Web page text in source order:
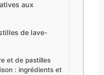
aux
de lave-
et de pastilles
: ingrédients et